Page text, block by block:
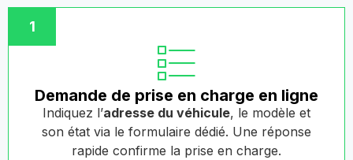
1
Demande de prise en charge en ligne
Indiquez l’adresse du véhicule, le modèle et
son état via le formulaire dédié. Une réponse
rapide confirme la prise en charge.